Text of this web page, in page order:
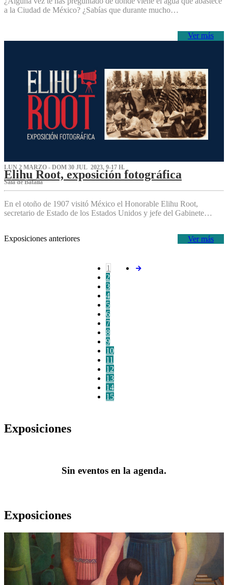
a la Ciudad de México? ¿Sabías que durante mucho…
Ver más
LUN 2 MARZO - DOM 30 JUL 2023, 9-17 H.
Elihu Root, exposición fotográfica
Sala de Batalla
En el otoño de 1907 visitó México el Honorable Elihu Root,
secretario de Estado de los Estados Unidos y jefe del Gabinete…
Ver más
Exposiciones anteriores
1
2
3
4
5
6
7
8
9
10
11
12
13
14
15
Exposiciones
Sin eventos en la agenda.
Exposiciones